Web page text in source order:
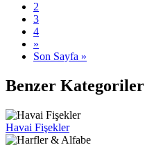
2
3
4
»
Son Sayfa »
Benzer Kategoriler
Havai Fişekler